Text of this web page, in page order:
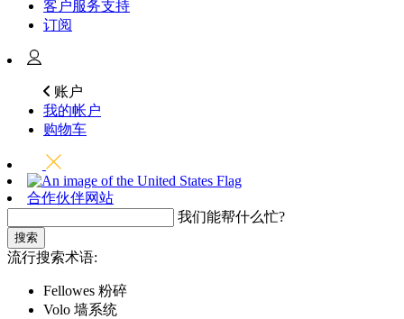
客户服务支持
订阅
账户
我的帐户
购物车
合作伙伴网站
我们能帮什么忙?
搜索
流行搜索术语:
Fellowes 粉碎
Volo 墙系统